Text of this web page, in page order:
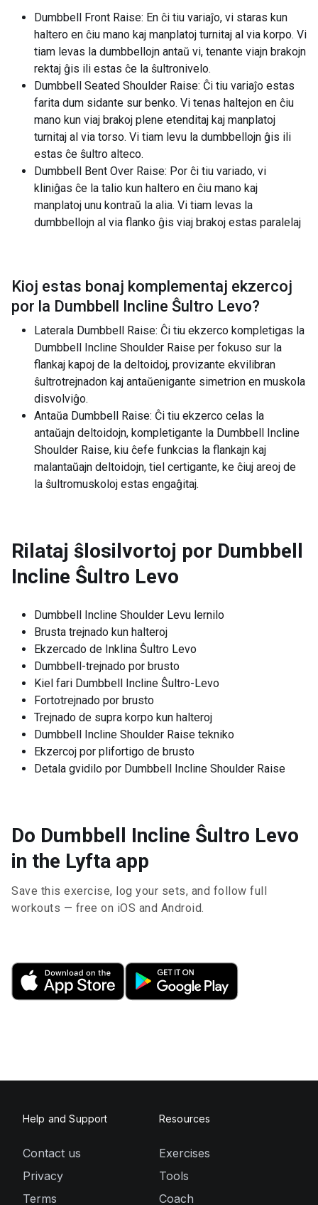
Dumbbell Front Raise: En ĉi tiu variaĵo, vi staras kun
haltero en ĉiu mano kaj manplatoj turnitaj al via korpo. Vi
tiam levas la dumbbellojn antaŭ vi, tenante viajn brakojn
rektaj ĝis ili estas ĉe la ŝultronivelo.
Dumbbell Seated Shoulder Raise: Ĉi tiu variaĵo estas
farita dum sidante sur benko. Vi tenas haltejon en ĉiu
mano kun viaj brakoj plene etenditaj kaj manplatoj
turnitaj al via torso. Vi tiam levu la dumbbellojn ĝis ili
estas ĉe ŝultro alteco.
Dumbbell Bent Over Raise: Por ĉi tiu variado, vi
kliniĝas ĉe la talio kun haltero en ĉiu mano kaj
manplatoj unu kontraŭ la alia. Vi tiam levas la
dumbbellojn al via flanko ĝis viaj brakoj estas paralelaj
Kioj estas bonaj komplementaj ekzercoj
por la Dumbbell Incline Ŝultro Levo?
Laterala Dumbbell Raise: Ĉi tiu ekzerco kompletigas la
Dumbbell Incline Shoulder Raise per fokuso sur la
flankaj kapoj de la deltoidoj, provizante ekvilibran
ŝultrotrejnadon kaj antaŭenigante simetrion en muskola
disvolviĝo.
Antaŭa Dumbbell Raise: Ĉi tiu ekzerco celas la
antaŭajn deltoidojn, kompletigante la Dumbbell Incline
Shoulder Raise, kiu ĉefe funkcias la flankajn kaj
malantaŭajn deltoidojn, tiel certigante, ke ĉiuj areoj de
la ŝultromuskoloj estas engaĝitaj.
Rilataj ŝlosilvortoj por Dumbbell
Incline Ŝultro Levo
Dumbbell Incline Shoulder Levu lernilo
Brusta trejnado kun halteroj
Ekzercado de Inklina Ŝultro Levo
Dumbbell-trejnado por brusto
Kiel fari Dumbbell Incline Ŝultro-Levo
Fortotrejnado por brusto
Trejnado de supra korpo kun halteroj
Dumbbell Incline Shoulder Raise tekniko
Ekzercoj por plifortigo de brusto
Detala gvidilo por Dumbbell Incline Shoulder Raise
Do Dumbbell Incline Ŝultro Levo
in the Lyfta app
Save this exercise, log your sets, and follow full
workouts — free on iOS and Android.
Help and Support
Contact us
Privacy
Terms
Resources
Exercises
Tools
Coach